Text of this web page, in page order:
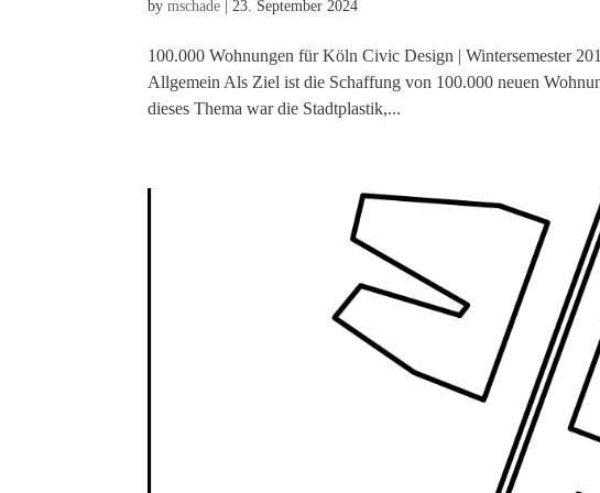
bymschade 23. September 2024
100.000 Wohnungen für Köln Civic Design | Wintersemester
Allgemein Als Ziel ist die Schaffung von 100.000 neuen
dieses Thema war die Stadtplastik,...